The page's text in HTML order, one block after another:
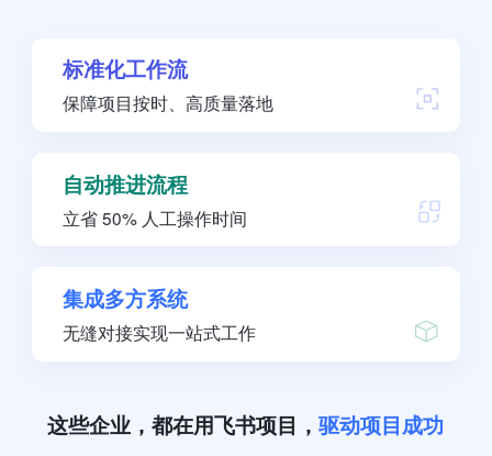
标准化工作流
保障项目按时、高质量落地
自动推进流程
立省 50% 人工操作时间
集成多方系统
无缝对接实现一站式工作
这些企业，都在用飞书项目，驱动项目成功